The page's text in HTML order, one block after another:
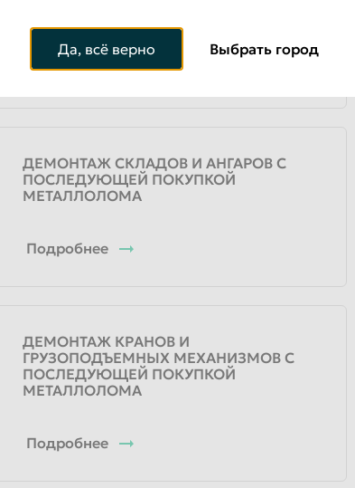
Подробнее
ДЕМОНТАЖ СКЛАДОВ И АНГАРОВ С
ПОСЛЕДУЮЩЕЙ ПОКУПКОЙ
МЕТАЛЛОЛОМА
Подробнее
ДЕМОНТАЖ КРАНОВ И
ГРУЗОПОДЪЕМНЫХ МЕХАНИЗМОВ С
ПОСЛЕДУЮЩЕЙ ПОКУПКОЙ
МЕТАЛЛОЛОМА
Подробнее
Да, всё верно Выбрать город